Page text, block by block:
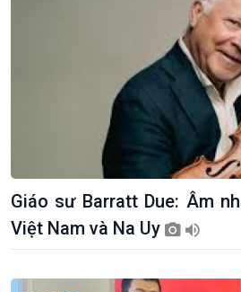
Giáo sư Barratt Due: Âm
Việt Nam và Na Uy